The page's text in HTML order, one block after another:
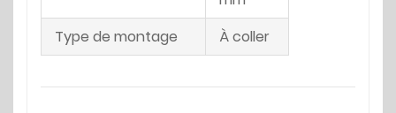
Type de montage
À coller